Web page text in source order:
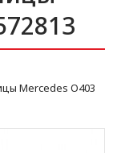
Mercedes O403